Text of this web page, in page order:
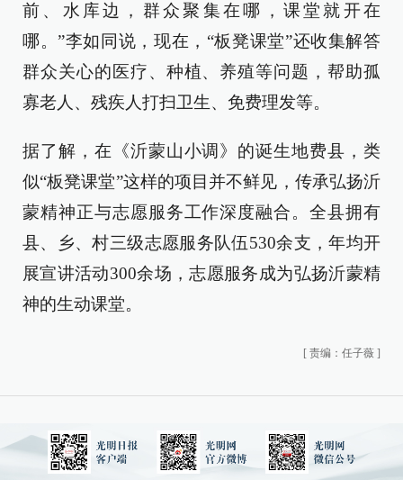
前、水库边，群众聚集在哪，课堂就开在
哪。”李如同说，现在，“板凳课堂”还收集解答
群众关心的医疗、种植、养殖等问题，帮助孤
寡老人、残疾人打扫卫生、免费理发等。
据了解，在《沂蒙山小调》的诞生地费县，类
似“板凳课堂”这样的项目并不鲜见，传承弘扬沂
蒙精神正与志愿服务工作深度融合。全县拥有
县、乡、村三级志愿服务队伍530余支，年均开
展宣讲活动300余场，志愿服务成为弘扬沂蒙精
神的生动课堂。
[ 责编：任子薇 ]